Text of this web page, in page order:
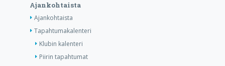
Ajankohtaista
Ajankohtaista
Tapahtumakalenteri
Klubin kalenteri
Piirin tapahtumat